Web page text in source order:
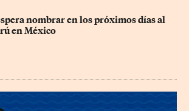
nombrar en los próximos días al
en México